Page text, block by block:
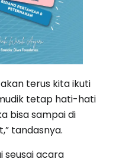
terus kita ikuti
tetap hati-hati
bisa sampai di
tandasnya.
seusai acara